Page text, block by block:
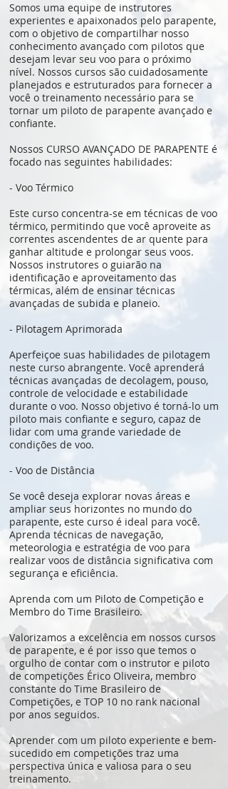
Somos uma equipe de instrutores
experientes e apaixonados pelo parapente,
com o objetivo de compartilhar nosso
conhecimento avançado com pilotos que
desejam levar seu voo para o próximo
nível. Nossos cursos são cuidadosamente
planejados e estruturados para fornecer a
você o treinamento necessário para se
tornar um piloto de parapente avançado e
confiante.
Nossos CURSO AVANÇADO DE PARAPENTE é
focado nas seguintes habilidades:
- Voo Térmico
Este curso concentra-se em técnicas de voo
térmico, permitindo que você aproveite as
correntes ascendentes de ar quente para
ganhar altitude e prolongar seus voos.
Nossos instrutores o guiarão na
identificação e aproveitamento das
térmicas, além de ensinar técnicas
avançadas de subida e planeio.
- Pilotagem Aprimorada
Aperfeiçoe suas habilidades de pilotagem
neste curso abrangente. Você aprenderá
técnicas avançadas de decolagem, pouso,
controle de velocidade e estabilidade
durante o voo. Nosso objetivo é torná-lo um
piloto mais confiante e seguro, capaz de
lidar com uma grande variedade de
condições de voo.
- Voo de Distância
Se você deseja explorar novas áreas e
ampliar seus horizontes no mundo do
parapente, este curso é ideal para você.
Aprenda técnicas de navegação,
meteorologia e estratégia de voo para
realizar voos de distância significativa com
segurança e eficiência.
Aprenda com um Piloto de Competição e
Membro do Time Brasileiro.
Valorizamos a excelência em nossos cursos
de parapente, e é por isso que temos o
orgulho de contar com o instrutor e piloto
de competições Érico Oliveira, membro
constante do Time Brasileiro de
Competições, e TOP 10 no rank nacional
por anos seguidos.
Aprender com um piloto experiente e bem-
sucedido em competições traz uma
perspectiva única e valiosa para o seu
treinamento.